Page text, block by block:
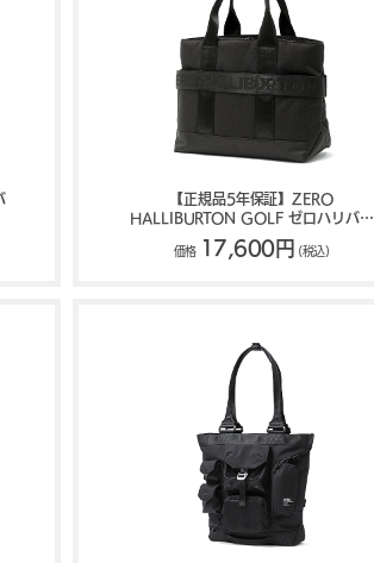
【正規品5年保証】ZERO
HALLIBURTON GOLF ゼロハリバー
トンゴルフ RGF Series Cart Tote
ZHG-B26 RGF 85283
価格 17,600円 (税込)